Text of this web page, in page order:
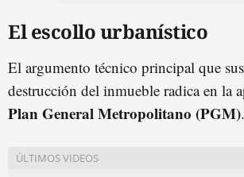
El escollo urbanístico
El argumento técnico principal que
destrucción del inmueble radica en la
Plan General Metropolitano (PGM).